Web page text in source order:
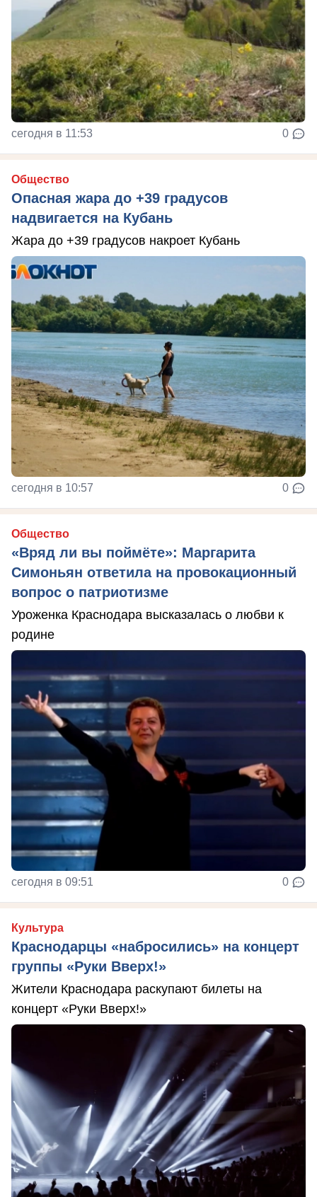
сегодня в 11:53 0
Общество
Опасная жара до +39 градусов
надвигается на Кубань
Жара до +39 градусов накроет Кубань
сегодня в 10:57 0
Общество
«Вряд ли вы поймёте»: Маргарита
Симоньян ответила на провокационный
вопрос о патриотизме
Уроженка Краснодара высказалась о любви к
родине
сегодня в 09:51 0
Культура
Краснодарцы «набросились» на концерт
группы «Руки Вверх!»
Жители Краснодара раскупают билеты на
концерт «Руки Вверх!»